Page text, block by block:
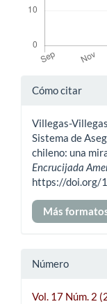
Detalles
artículo
Cómo citar
Villegas-
Sistema de
chileno: una
Encrucijada
https://doi.org/
Más
Número
Vol. 17 Núm. 2